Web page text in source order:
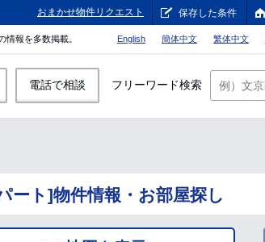
おまかせ物件リクエスト 保存した条件
報を多数掲載。 English 簡体中文 繁体中文
電話で相談 フリーワード検索
ート]物件情報・お部屋探し